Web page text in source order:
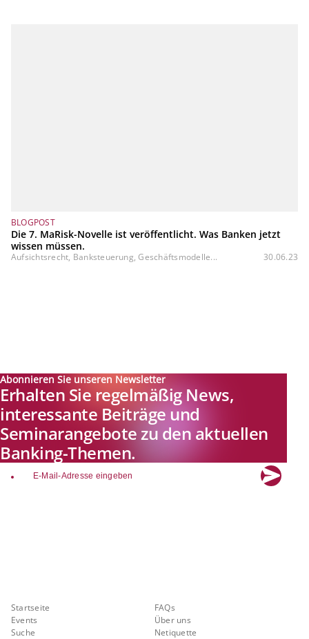
BLOGPOST
Die 7. MaRisk-Novelle ist veröffentlicht. Was Banken jetzt
wissen müssen.
Aufsichtsrecht, Banksteuerung, Geschäftsmodelle... 30.06.23
Abonnieren Sie unseren Newsletter
Erhalten Sie regelmäßig News,
interessante Beiträge und
Seminarangebote zu den aktuellen
Banking-Themen.
email
Startseite
Events
Suche
FAQs
Über uns
Netiquette